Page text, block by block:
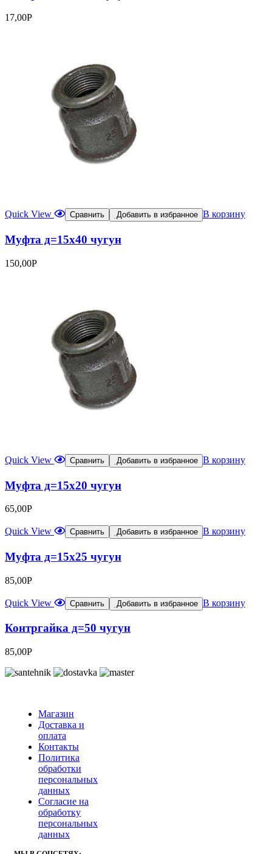
17,00Р
Quick View Сравнить Добавить в избранное В корзину
Муфта д=15х40 чугун
150,00Р
Quick View Сравнить Добавить в избранное В корзину
Муфта д=15х20 чугун
65,00Р
Quick View Сравнить Добавить в избранное В корзину
Муфта д=15х25 чугун
85,00Р
Quick View Сравнить Добавить в избранное В корзину
Контргайка д=50 чугун
85,00Р
Магазин
Доставка и
оплата
Контакты
Политика
обработки
персональных
данных
Согласие на
обработку
персональных
данных